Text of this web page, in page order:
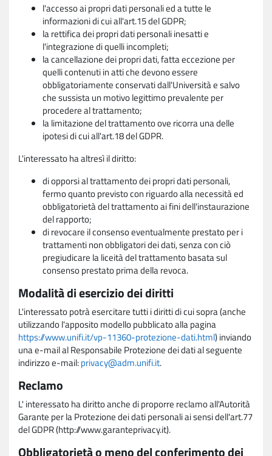
l'accesso ai propri dati personali ed a tutte le
informazioni di cui all'art.15 del GDPR;
la rettifica dei propri dati personali inesatti e
l'integrazione di quelli incompleti;
la cancellazione dei propri dati, fatta eccezione per
quelli contenuti in atti che devono essere
obbligatoriamente conservati dall'Università e salvo
che sussista un motivo legittimo prevalente per
procedere al trattamento;
la limitazione del trattamento ove ricorra una delle
ipotesi di cui all'art.18 del GDPR.
L'interessato ha altresì il diritto:
di opporsi al trattamento dei propri dati personali,
fermo quanto previsto con riguardo alla necessità ed
obbligatorietà del trattamento ai fini dell'instaurazione
del rapporto;
di revocare il consenso eventualmente prestato per i
trattamenti non obbligatori dei dati, senza con ciò
pregiudicare la liceità del trattamento basata sul
consenso prestato prima della revoca.
Modalità di esercizio dei diritti
L'interessato potrà esercitare tutti i diritti di cui sopra (anche
utilizzando l'apposito modello pubblicato alla pagina
https://www.unifi.it/vp-11360-protezione-dati.html) inviando
una e-mail al Responsabile Protezione dei dati al seguente
indirizzo e-mail:privacy@adm.unifi.it.
Reclamo
L' interessato ha diritto anche di proporre reclamo all'Autorità
Garante per la Protezione dei dati personali ai sensi dell'art.77
del GDPR (http://www.garanteprivacy.it).
Obbligatorietà o meno del conferimento dei